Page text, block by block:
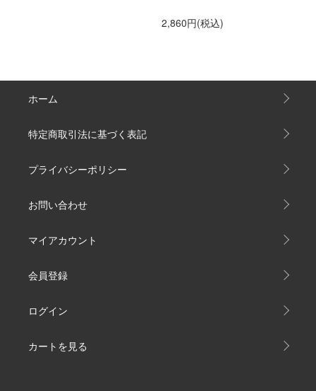
2,860円(税込)
ホーム
特定商取引法に基づく表記
プライバシーポリシー
お問い合わせ
マイアカウント
会員登録
ログイン
カートを見る